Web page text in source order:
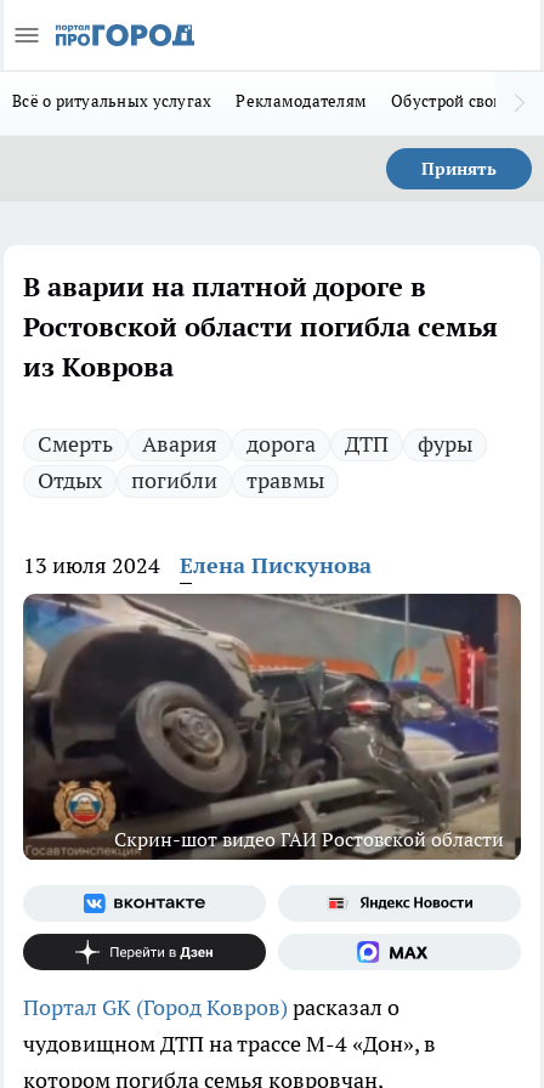
Всё о ритуальных услугах Рекламодателям Обустрой свой дом
Принять
В аварии на платной дороге в
Ростовской области погибла семья
из Коврова
Смерть Авария дорога ДТП
фуры
Отдых
погибли травмы
13 июля 2024 Елена Пискунова
Скрин-шот видео ГАИ Ростовской области
Портал GK (Город Ковров) расказал о
чудовищном ДТП на трассе М-4 «Дон», в
котором погибла семья ковровчан,